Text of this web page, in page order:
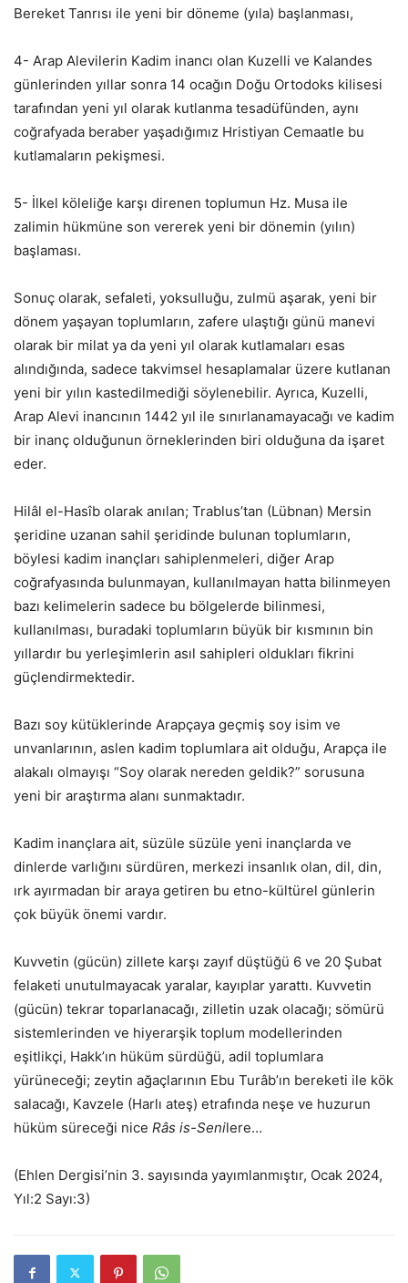
Bereket Tanrısı ile yeni bir döneme (yıla) başlanması,
4- Arap Alevilerin Kadim inancı olan Kuzelli ve Kalandes
günlerinden yıllar sonra 14 ocağın Doğu Ortodoks kilisesi
tarafından yeni yıl olarak kutlanma tesadüfünden, aynı
coğrafyada beraber yaşadığımız Hristiyan Cemaatle bu
kutlamaların pekişmesi.
5- İlkel köleliğe karşı direnen toplumun Hz. Musa ile
zalimin hükmüne son vererek yeni bir dönemin (yılın)
başlaması.
Sonuç olarak, sefaleti, yoksulluğu, zulmü aşarak, yeni bir
dönem yaşayan toplumların, zafere ulaştığı günü manevi
olarak bir milat ya da yeni yıl olarak kutlamaları esas
alındığında, sadece takvimsel hesaplamalar üzere kutlanan
yeni bir yılın kastedilmediği söylenebilir. Ayrıca, Kuzelli,
Arap Alevi inancının 1442 yıl ile sınırlanamayacağı ve kadim
bir inanç olduğunun örneklerinden biri olduğuna da işaret
eder.
Hilâl el-Hasîb olarak anılan; Trablus’tan (Lübnan) Mersin
şeridine uzanan sahil şeridinde bulunan toplumların,
böylesi kadim inançları sahiplenmeleri, diğer Arap
coğrafyasında bulunmayan, kullanılmayan hatta bilinmeyen
bazı kelimelerin sadece bu bölgelerde bilinmesi,
kullanılması, buradaki toplumların büyük bir kısmının bin
yıllardır bu yerleşimlerin asıl sahipleri oldukları fikrini
güçlendirmektedir.
Bazı soy kütüklerinde Arapçaya geçmiş soy isim ve
unvanlarının, aslen kadim toplumlara ait olduğu, Arapça ile
alakalı olmayışı “Soy olarak nereden geldik?” sorusuna
yeni bir araştırma alanı sunmaktadır.
Kadim inançlara ait, süzüle süzüle yeni inançlarda ve
dinlerde varlığını sürdüren, merkezi insanlık olan, dil, din,
ırk ayırmadan bir araya getiren bu etno-kültürel günlerin
çok büyük önemi vardır.
Kuvvetin (gücün) zillete karşı zayıf düştüğü 6 ve 20 Şubat
felaketi unutulmayacak yaralar, kayıplar yarattı. Kuvvetin
(gücün) tekrar toparlanacağı, zilletin uzak olacağı; sömürü
sistemlerinden ve hiyerarşik toplum modellerinden
eşitlikçi, Hakk’ın hüküm sürdüğü, adil toplumlara
yürüneceği; zeytin ağaçlarının Ebu Turâb’ın bereketi ile kök
salacağı, Kavzele (Harlı ateş) etrafında neşe ve huzurun
hüküm süreceği nice Râs is-Senilere…
(Ehlen Dergisi’nin 3. sayısında yayımlanmıştır, Ocak 2024,
Yıl:2 Sayı:3)